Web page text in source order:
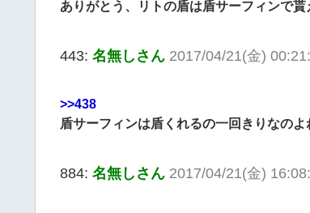
ありがとう、リトの盾は盾サーフィンで
443: 名無しさん 2017/04/21(金)
>>438
盾サーフィンは盾くれるの一回きりなの
884: 名無しさん 2017/04/21(金)